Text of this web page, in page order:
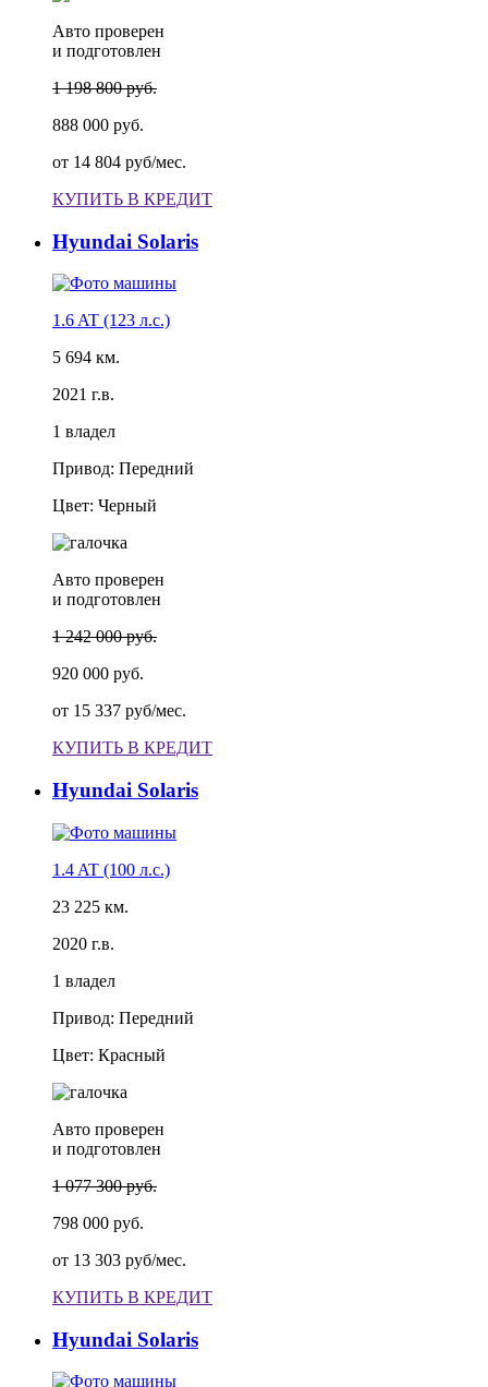
Авто проверен
и подготовлен
1 198 800 руб.
888 000 руб.
от 14 804 руб/мес.
КУПИТЬ В КРЕДИТ
Hyundai Solaris
1.6 AT (123 л.с.)
5 694 км.
2021 г.в.
1 владел
Привод: Передний
Цвет: Черный
Авто проверен
и подготовлен
1 242 000 руб.
920 000 руб.
от 15 337 руб/мес.
КУПИТЬ В КРЕДИТ
Hyundai Solaris
1.4 AT (100 л.с.)
23 225 км.
2020 г.в.
1 владел
Привод: Передний
Цвет: Красный
Авто проверен
и подготовлен
1 077 300 руб.
798 000 руб.
от 13 303 руб/мес.
КУПИТЬ В КРЕДИТ
Hyundai Solaris